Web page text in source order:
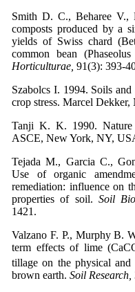
Smith D. C., Beharee V.,
composts produced by a
yields of Swiss chard
common bean
Horticulturae, 91(3): 393-
Szabolcs I. 1994. Soils
crop stress. Marcel
Tanji K. K. 1990. Nature
ASCE, New York, NY,
Tejada M., Garcia C.,
Use of organic
remediation: influence on
properties of soil. Soil
1421.
Valzano F. P., Murphy B.
term effects of lime
tillage on the physical
brown earth. Soil Research,